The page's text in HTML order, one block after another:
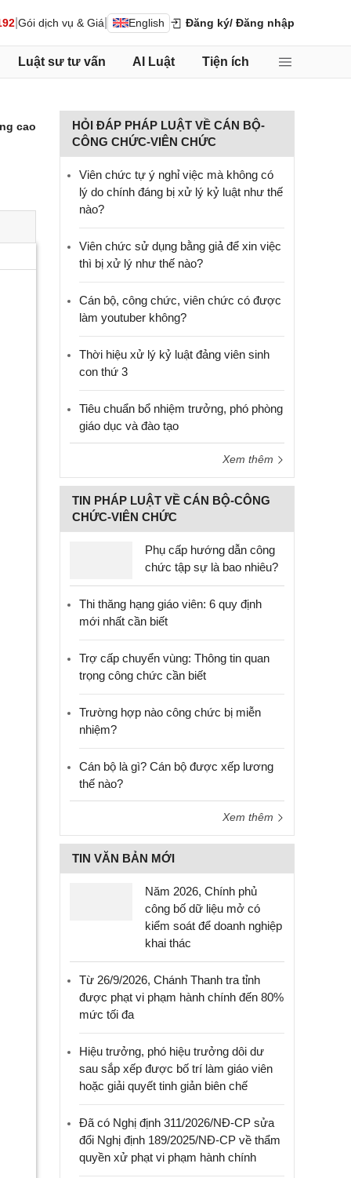
Gói dịch vụ & Giá English Đăng ký/ Đăng nhập
Luật sư tư vấn AI Luật Tiện ích
cao
HỎI ĐÁP PHÁP LUẬT VỀ CÁN BỘ-
CÔNG CHỨC-VIÊN CHỨC
Viên chức tự ý nghỉ việc mà không có
lý do chính đáng bị xử lý kỷ luật như thế
nào?
Viên chức sử dụng bằng giả để xin việc
thì bị xử lý như thế nào?
Cán bộ, công chức, viên chức có được
làm youtuber không?
Thời hiệu xử lý kỷ luật đảng viên sinh
con thứ 3
Tiêu chuẩn bổ nhiệm trưởng, phó phòng
giáo dục và đào tạo
Xem thêm
TIN PHÁP LUẬT VỀ CÁN BỘ-CÔNG
CHỨC-VIÊN CHỨC
Phụ cấp hướng dẫn công
chức tập sự là bao nhiêu?
Thi thăng hạng giáo viên: 6 quy định
mới nhất cần biết
Trợ cấp chuyển vùng: Thông tin quan
trọng công chức cần biết
Trường hợp nào công chức bị miễn
nhiệm?
Cán bộ là gì? Cán bộ được xếp lương
thế nào?
Xem thêm
TIN VĂN BẢN MỚI
Năm 2026, Chính phủ
công bố dữ liệu mở có
kiểm soát để doanh nghiệp
khai thác
Từ 26/9/2026, Chánh Thanh tra tỉnh
được phạt vi phạm hành chính đến 80%
mức tối đa
Hiệu trưởng, phó hiệu trưởng dôi dư
sau sắp xếp được bố trí làm giáo viên
hoặc giải quyết tinh giản biên chế
Đã có Nghị định 311/2026/NĐ-CP sửa
đổi Nghị định 189/2025/NĐ-CP về thẩm
quyền xử phạt vi phạm hành chính